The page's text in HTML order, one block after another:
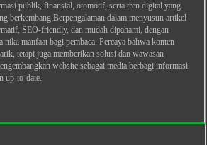
publik, finansial, otomotif, serta tren digital yang
berkembang.Berpengalaman dalam menyusun artikel
SEO-friendly, dan mudah dipahami, dengan
nilai manfaat bagi pembaca. Percaya bahwa konten
tetapi juga memberikan solusi dan wawasan
website sebagai media berbagi informasi
up-to-date.